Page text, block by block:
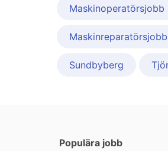
Sundbyberg
Populära jobb